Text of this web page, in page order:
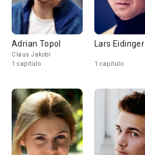
Adrian Topol
Claus Jakobi
1 capítulo
Lars Eidinger
1 capítulo